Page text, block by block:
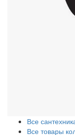
Все
Все товары